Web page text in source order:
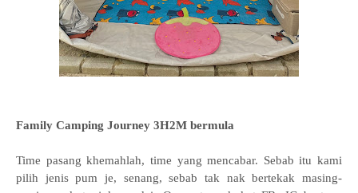
Family Camping Journey 3H2M bermula
Time pasang khemahlah, time yang mencabar. Sebab itu kami
pilih jenis pum je, senang, sebab tak nak bertekak masing-